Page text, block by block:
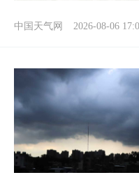
中国天气网 2026-08-06